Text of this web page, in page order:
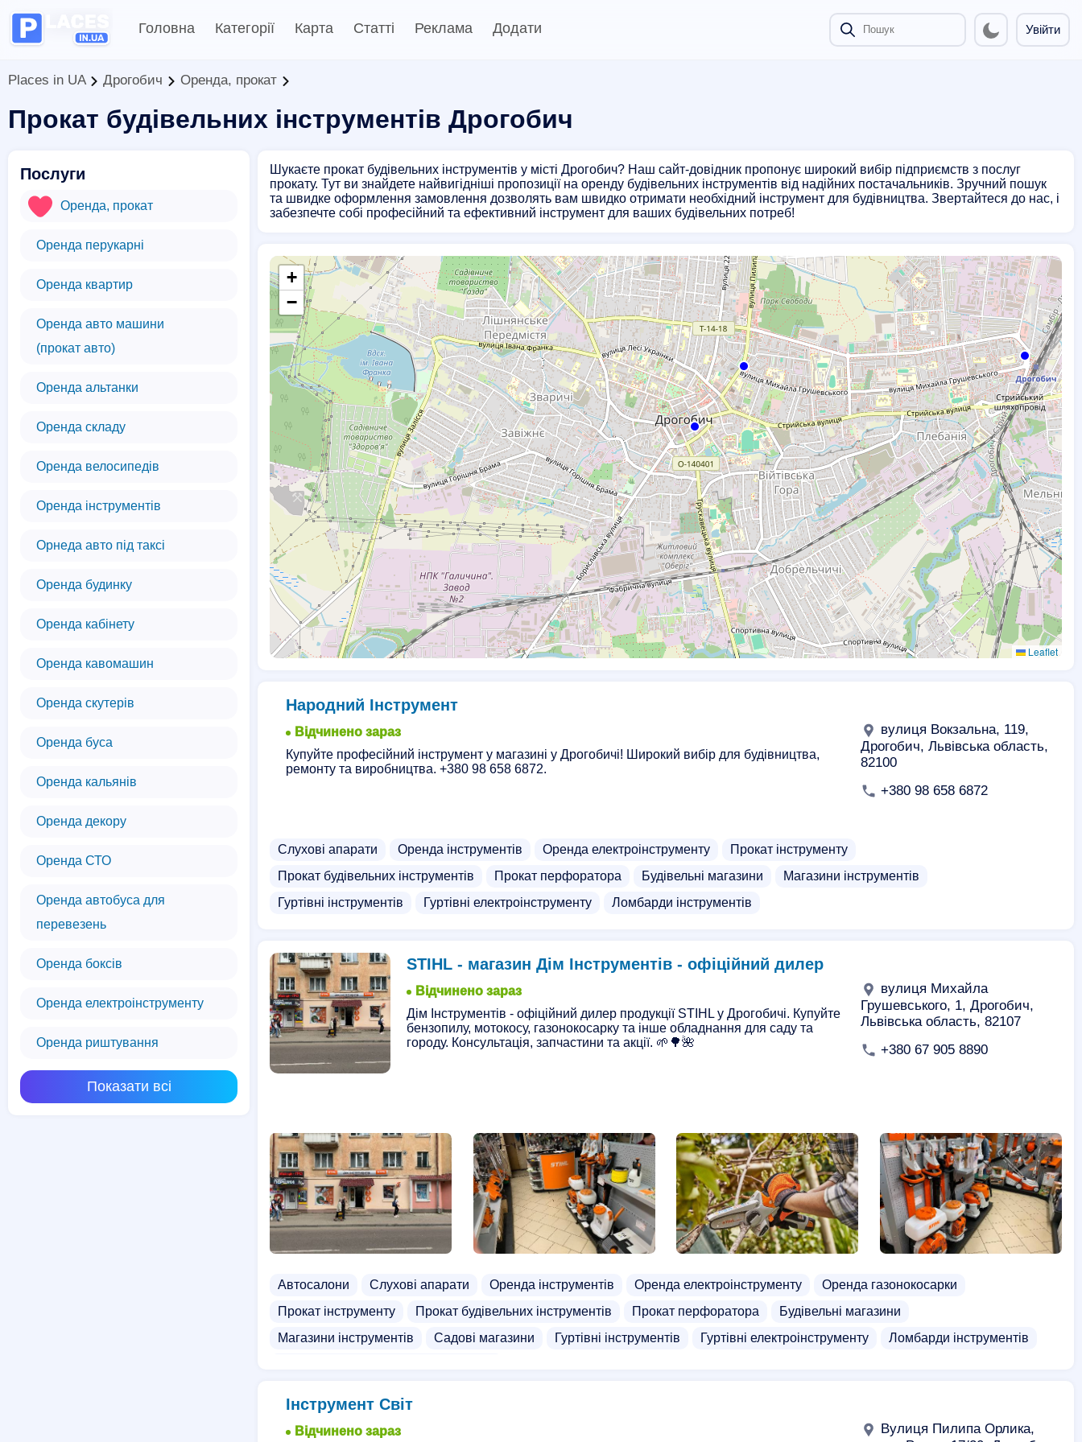
Головна Категорії Карта Статті Реклама Додати Увійти
Places in UA Дрогобич Оренда, прокат
Прокат будівельних інструментів Дрогобич
Послуги
Оренда, прокат
Оренда перукарні
Оренда квартир
Оренда авто машини
(прокат авто)
Оренда альтанки
Оренда складу
Оренда велосипедів
Оренда інструментів
Орнеда авто під таксі
Оренда будинку
Оренда кабінету
Оренда кавомашин
Оренда скутерів
Оренда буса
Оренда кальянів
Оренда декору
Оренда СТО
Оренда автобуса для
перевезень
Оренда боксів
Оренда електроінструменту
Оренда риштування
Показати всі
Шукаєте прокат будівельних інструментів у місті Дрогобич? Наш сайт-довідник пропонує широкий вибір підприємств з послуг
прокату. Тут ви знайдете найвигідніші пропозиції на оренду будівельних інструментів від надійних постачальників. Зручний пошук
та швидке оформлення замовлення дозволять вам швидко отримати необхідний інструмент для будівництва. Звертайтеся до нас, і
забезпечте собі професійний та ефективний інструмент для ваших будівельних потреб!
+
−
Leaflet
Народний Інструмент
Відчинено зараз
Купуйте професійний інструмент у магазині у Дрогобичі! Широкий вибір для будівництва,
ремонту та виробництва. +380 98 658 6872.
вулиця Вокзальна, 119,
Дрогобич, Львівська область,
82100
+380 98 658 6872
Слухові апарати Оренда інструментів Оренда електроінструменту
Прокат інструменту
Прокат будівельних інструментів
Прокат перфоратора Будівельні магазини
Магазини інструментів
Гуртівні інструментів
Гуртівні електроінструменту Ломбарди інструментів
STIHL - магазин Дім Інструментів - офіційний дилер
Відчинено зараз
Дім Інструментів - офіційний дилер продукції STIHL у Дрогобичі. Купуйте
бензопилу, мотокосу, газонокосарку та інше обладнання для саду та
городу. Консультація, запчастини та акції. 🌱🌳🌺
вулиця Михайла
Грушевського, 1, Дрогобич,
Львівська область, 82107
+380 67 905 8890
Автосалони Слухові апарати Оренда інструментів Оренда електроінструменту
Оренда газонокосарки
Прокат інструменту
Прокат будівельних інструментів Прокат перфоратора
Будівельні магазини
Магазини інструментів
Садові магазини Гуртівні інструментів Гуртівні електроінструменту
Ломбарди інструментів
Інструмент Світ
Відчинено зараз
Вулиця Пилипа Орлика,